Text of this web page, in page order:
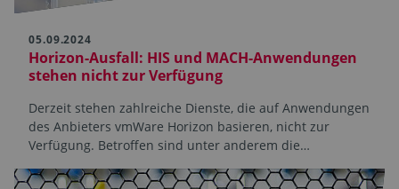
05.09.2024
Horizon-Ausfall: HIS und MACH-Anwendungen
stehen nicht zur Verfügung
Derzeit stehen zahlreiche Dienste, die auf Anwendungen
des Anbieters vmWare Horizon basieren, nicht zur
Verfügung. Betroffen sind unter anderem die…